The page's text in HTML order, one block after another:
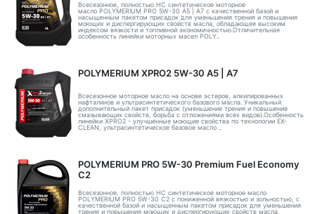
Всесезонное, полностью HC синтетическое моторное
масло POLYMERIUM PRO 5W-30 A5 | А7 с качественной базой и
насыщенным пакетом присадок для уменьшения трения и повышения
моющих и диспергирующих свойств масла, обладающее высоким
индексом вязкости и топливной экономичностью.Отличительная
особенность линейки моторных масел POLY..
POLYMERIUM XPRO2 5W-30 А5 | А7
Всесезонное моторное масло на основе эстеров, алкилированных
нафталинов и ультрасинтетического базового масла. Уникальный
дополнительный пакет присадок (уменьшение трения и повышение
смазывающих свойств, борьба с отложениями всех видов).Особенность
линейки XPRO2 - улучшенные моющие свойства по технологии EX-
CLEAN, ультрасинтетическое базовое масло ..
POLYMERIUM PRO 5W-30 Premium Fuel Economy
С2
Всесезонное, полностью HC синтетическое моторное масло
POLYMERIUM PRO 5W-30 C2 с пониженной вязкостью и зольностью, с
качественной базой и насыщенным пакетом присадок для уменьшения
трения и повышения моющих и диспергирующих свойств масла,